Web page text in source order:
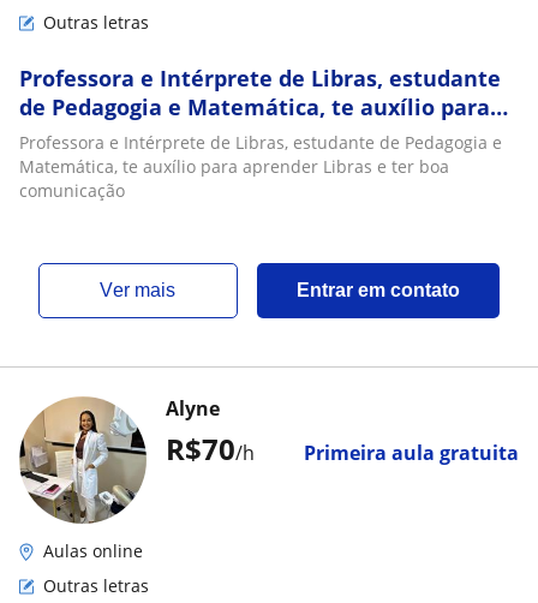
Outras letras
Professora e Intérprete de Libras, estudante
de Pedagogia e Matemática, te auxílio para
aprender Libras e ter boa comunicação
Professora e Intérprete de Libras, estudante de Pedagogia e
Matemática, te auxílio para aprender Libras e ter boa
comunicação
ver mais Entrar em contato
R$70/h Primeira aula gratuita
Alyne
Aulas online
Outras letras